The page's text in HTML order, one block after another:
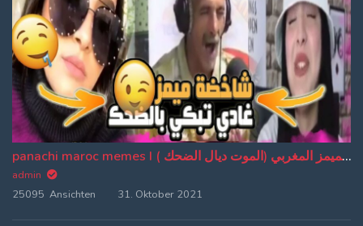
panachi maroc memes I باناشي الميمز المغربي (الموت ديال الضحك ) (EP:20)
admin
25095 Ansichten
31. Oktober 2021